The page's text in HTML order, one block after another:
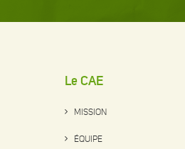
Le CAE
MISSION
ÉQUIPE